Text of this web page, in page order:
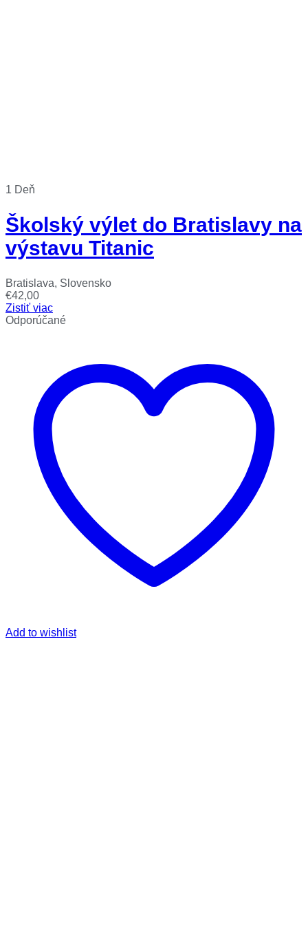
1 Deň
Školský výlet do Bratislavy na
výstavu Titanic
Bratislava, Slovensko
€42,00
Zistiť viac
Odporúčané
Add to wishlist